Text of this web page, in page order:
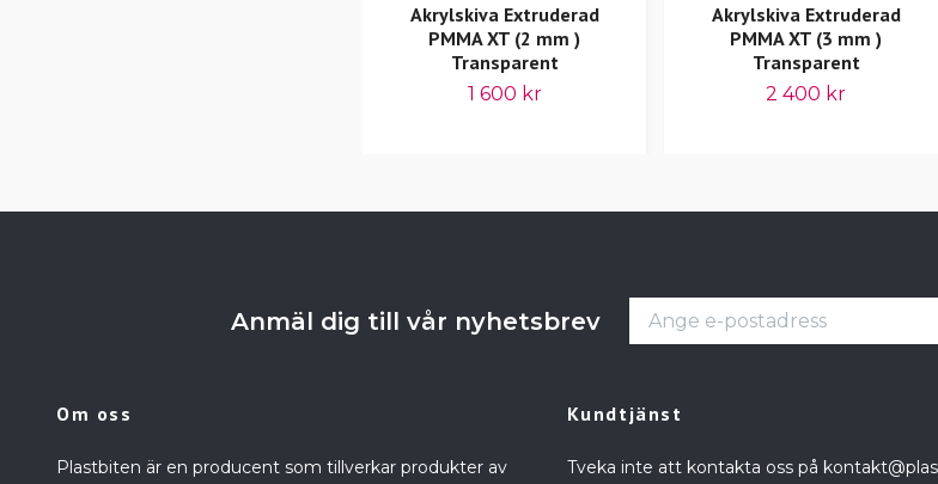
Akrylskiva Extruderad
PMMA XT (2 mm )
Transparent
1 600 kr
Akrylskiva Extruderad
PMMA XT (3 mm )
Transparent
2 400 kr
Anmäl dig till vår nyhetsbrev
Om oss
Plastbiten är en producent som tillverkar produkter av
Kundtjänst
Tveka inte att kontakta oss på